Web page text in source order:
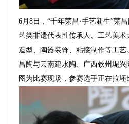
6月8日，“千年荣昌·手艺新生”荣
艺类非遗代表性传承人、工艺美
造型、陶器装饰、粘接制作等工
昌陶与云南建水陶、广西钦州坭
图为比赛现场，参赛选手正在拉坯